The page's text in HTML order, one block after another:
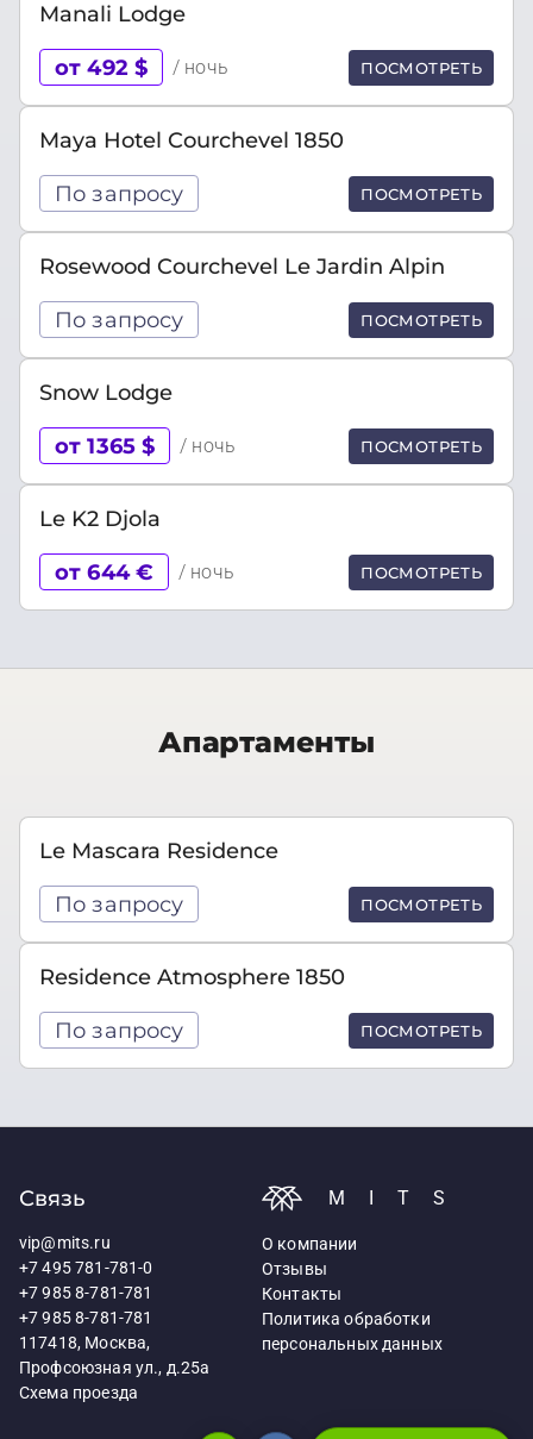
Manali Lodge
от 492 $ / ночь ПОСМОТРЕТЬ
Maya Hotel Courchevel 1850
По запросу ПОСМОТРЕТЬ
Rosewood Courchevel Le Jardin Alpin
По запросу ПОСМОТРЕТЬ
Snow Lodge
от 1365 $ / ночь ПОСМОТРЕТЬ
Le K2 Djola
от 644 € / ночь ПОСМОТРЕТЬ
Апартаменты
Le Mascara Residence
По запросу ПОСМОТРЕТЬ
Residence Atmosphere 1850
По запросу ПОСМОТРЕТЬ
Связь
vip@mits.ru
+7 495 781-781-0
+7 985 8-781-781
+7 985 8-781-781
117418, Москва,
Профсоюзная ул., д.25а
Схема проезда
MITS
О компании
Отзывы
Контакты
Политика обработки
персональных данных